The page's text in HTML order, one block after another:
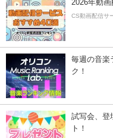
2026年動画
CS動画配信サ
毎週の音楽
ク！
試写会、登
ト！